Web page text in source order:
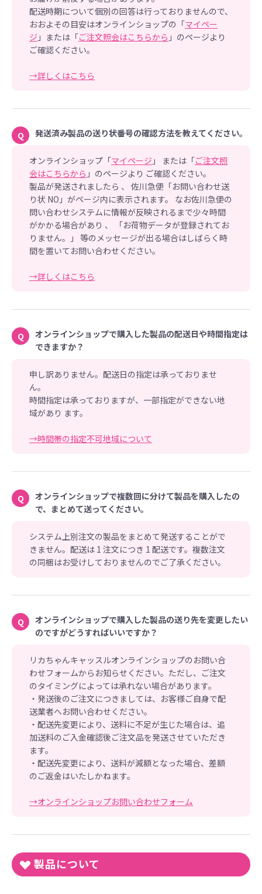
配送時期について個別の回答は行っておりませんので、
おおよその目安はオンラインショップの「マイペー
ジ 」または「ご注文照会はこちらから 」のページより
ご確認ください。
→詳しくはこちら
Q 発送済み製品の送り状番号の確認方法を教えてください。
オンラインショップ「マイページ 」 または「ご注文照
会はこちらから 」のページより ご確認ください。
製品が発送されましたら 、 佐川急便「お問い合わせ送
り状 NO」がページ内に表示されます。 なお佐川急便の
問い合わせシステムに情報が反映されるまで少々時間
がかかる場合があり 、 「お荷物データが登録されてお
りません。」 等のメッセージが出る場合はしばらく時
間を置いてお問い合わせください。
→詳しくはこちら
Q
オンラインショップで購入した製品の配送日や時間指定は
できますか？
申し訳ありません。配送日の指定は承っておりませ
ん。
時間指定は承っておりますが、一部指定ができない地
域があり ます。
→時間帯の指定不可地域について
Q
オンラインショップで複数回に分けて製品を購入したの
で、まとめて送ってください。
システム上別注文の製品をまとめて発送することがで
きません。配送は 1 注文につき 1 配送です。複数注文
の同梱はお受けしておりませんのでご了承ください。
Q
オンラインショップで購入した製品の送り先を変更したい
のですがどうすればいいですか？
リカちゃんキャッスルオンラインショップのお問い合
わせフォームからお知らせください。ただし、ご注文
のタイミングによっては承れない場合があります。
・発送後のご注文につきましては、お客様ご自身で配
送業者へお問い合わせください。
・配送先変更により、送料に不足が生じた場合は、追
加送料のご入金確認後ご注文品を発送させていただき
ます。
・配送先変更により、送料が減額となった場合、差額
のご返金はいたしかねます。
→オンラインショップお問い合わせフォーム
製品について